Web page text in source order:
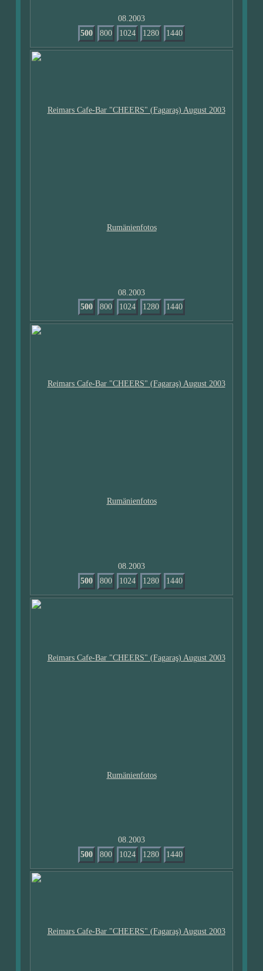
08.2003
500
800 1024 1280 1440
08.2003
500
800 1024 1280 1440
08.2003
500
800 1024 1280 1440
08.2003
500
800 1024 1280 1440